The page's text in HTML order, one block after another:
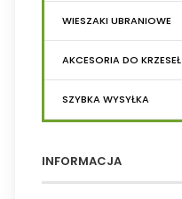
WIESZAKI UBRANIOWE
AKCESORIA DO KRZESEŁ
SZYBKA WYSYŁKA
INFORMACJA